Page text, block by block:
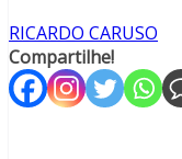
RICARDO CARUSO
Compartilhe!